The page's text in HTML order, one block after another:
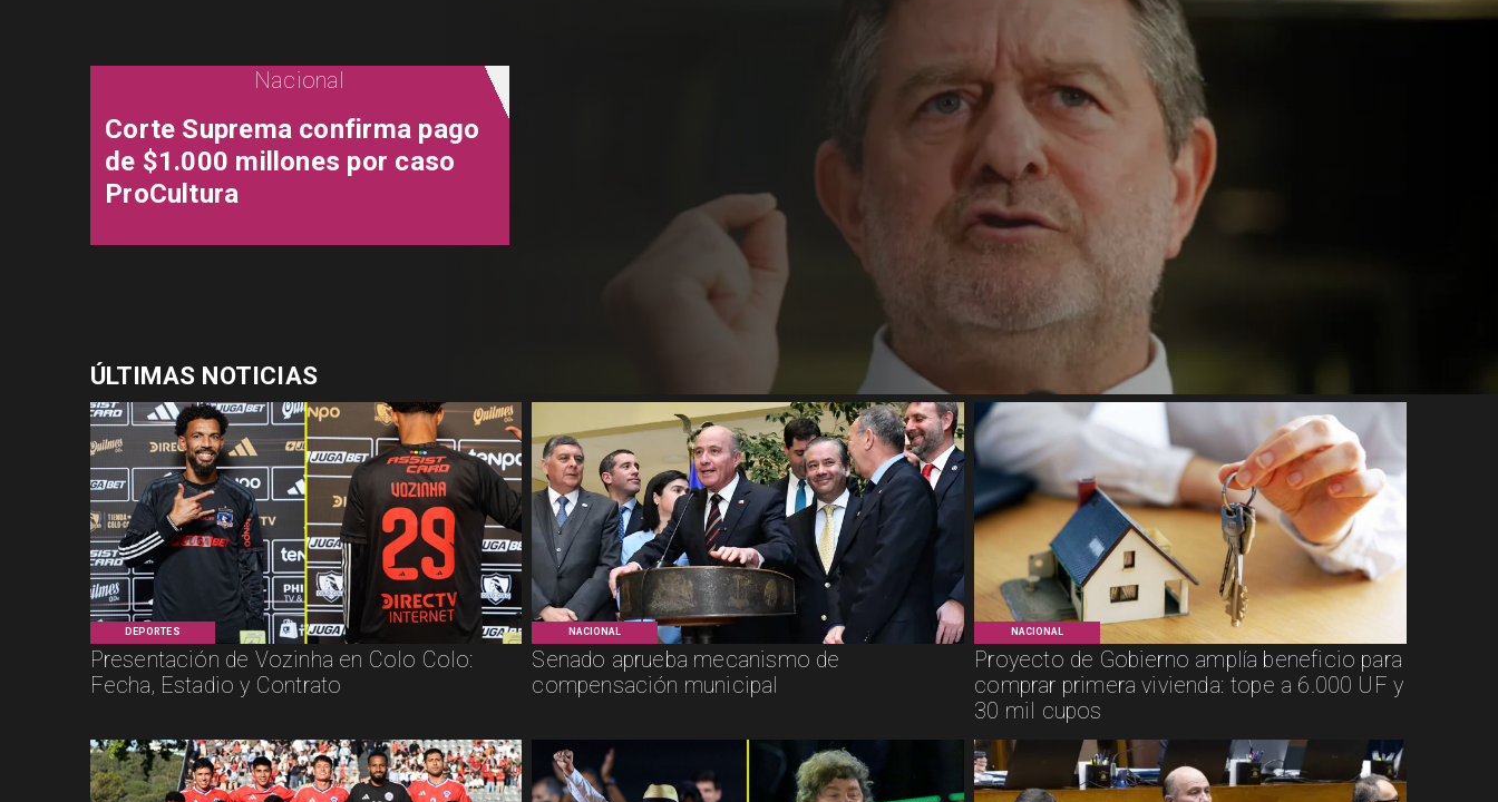
DEPORTES
Presentación de Vozinha en Colo Colo:
Fecha, Estadio y Contrato
NACIONAL
Senado aprueba mecanismo de
compensación municipal
NACIONAL
Proyecto de Gobierno amplía beneficio para
comprar primera vivienda: tope a 6.000 UF y
30 mil cupos
Nacional
Corte Suprema confirma pago
de $1.000 millones por caso
ProCultura
ÚLTIMAS NOTICIAS